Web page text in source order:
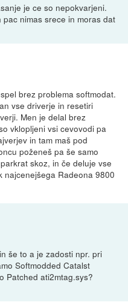
je ce so nepokvarjeni.
nimas srece in moras dat
brez problema softmodat.
vse driverje in resetiri
Men je delal brez
vklopljeni vsi cevovodi pa
in tam maš pod
poženeš pa še samo
skoz, in če deluje vse
najcenejšega Radeona 9800
še to a je zadosti npr. pri
Softmodded Catalst
Patched ati2mtag.sys?